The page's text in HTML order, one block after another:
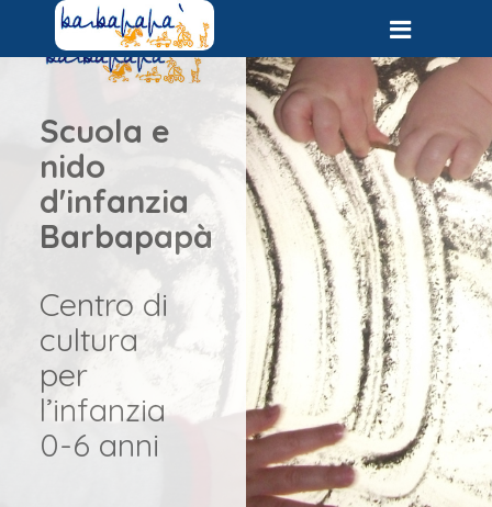
Scuola e
nido
d'infanzia
Barbapapà
Centro di
cultura
per
l’infanzia
0-6 anni